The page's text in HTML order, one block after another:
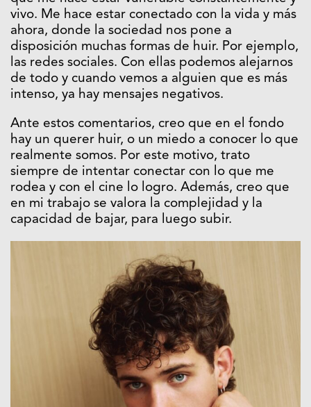
vivo. Me hace estar conectado con la vida y más
ahora, donde la sociedad nos pone a
disposición muchas formas de huir. Por ejemplo,
las redes sociales. Con ellas podemos alejarnos
de todo y cuando vemos a alguien que es más
intenso, ya hay mensajes negativos.
Ante estos comentarios, creo que en el fondo
hay un querer huir, o un miedo a conocer lo que
realmente somos. Por este motivo, trato
siempre de intentar conectar con lo que me
rodea y con el cine lo logro. Además, creo que
en mi trabajo se valora la complejidad y la
capacidad de bajar, para luego subir.